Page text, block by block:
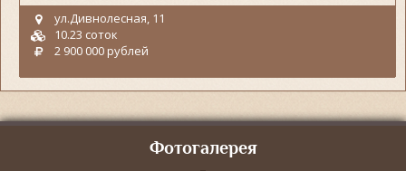
ул.Дивнолесная, 11
10.23 соток
2 900 000 рублей
Фотогалерея